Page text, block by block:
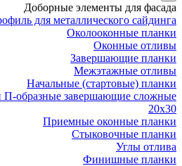
Доборные элементы для фасада
для металлического сайдинга
Околооконные планки
Оконные отливы
Завершающие планки
Межэтажные отливы
Начальные (стартовые) планки
П-образные завершающие сложные
20x30
Приемные оконные планки
Стыковочные планки
Углы отлива
Финишные планки